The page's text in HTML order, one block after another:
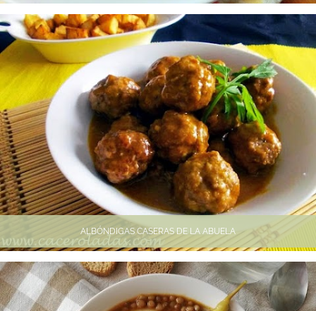
ALBÓNDIGAS CASERAS DE LA ABUELA